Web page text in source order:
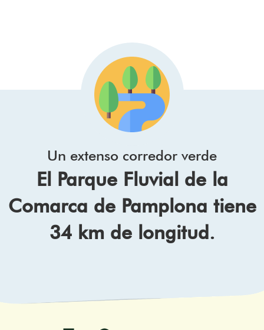
Un extenso corredor verde
El Parque Fluvial de la
Comarca de Pamplona tiene
34 km de longitud.